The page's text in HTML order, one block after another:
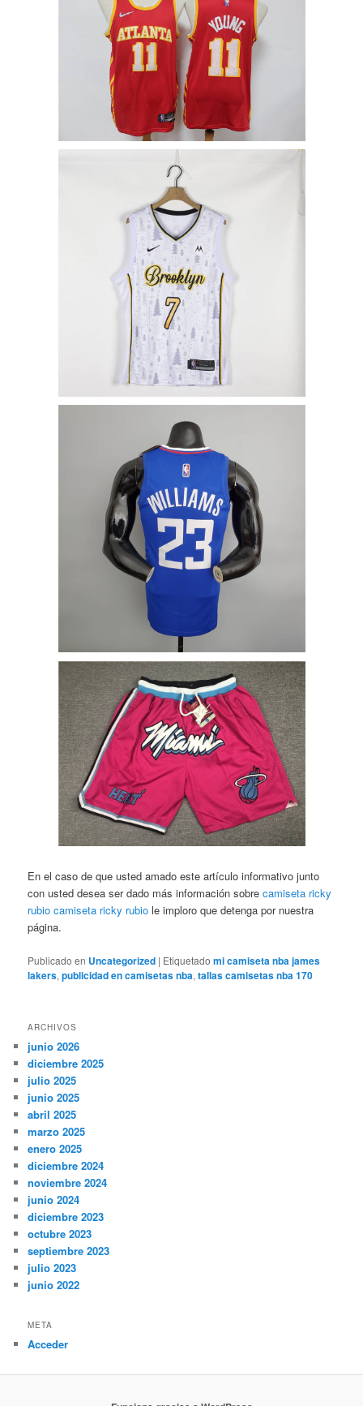
En el caso de que usted amado este artículo informativo junto
con usted desea ser dado más información sobrecamiseta ricky
rubio camiseta ricky rubio le imploro que detenga por nuestra
página.
Publicado en Uncategorized | Etiquetado mi camiseta nba james
lakers,publicidad en camisetas nba,tallas camisetas nba 170
ARCHIVOS
junio 2026
diciembre 2025
julio 2025
junio 2025
abril 2025
marzo 2025
enero 2025
diciembre 2024
noviembre 2024
junio 2024
diciembre 2023
octubre 2023
septiembre 2023
julio 2023
junio 2022
META
Acceder